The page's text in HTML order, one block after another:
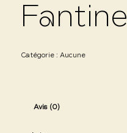
Fantine
Catégorie : Aucune
Avis (0)